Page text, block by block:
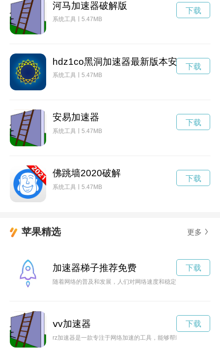
河马加速器破解版
系统工具 5.47MB
下载
hdz1co黑洞加速器最新版本安卓
系统工具 5.47MB
下载
安易加速器
系统工具 5.47MB
下载
佛跳墙2020破解
系统工具 5.47MB
下载
苹果精选 更多
加速器梯子推荐免费
随着网络的普及和发展，人们对网络速度和稳定性的要求也越
下载
ⅴv加速器
rz加速器是一款专注于网络加速的工具，能够帮助用户消除网
下载